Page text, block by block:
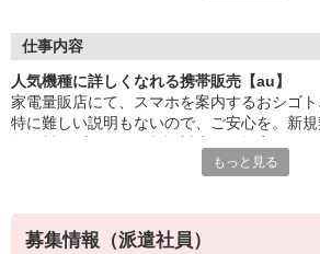
ずっと先まで役に立ちます！
丁寧な研修もあるので、
みなさんから働きやすいと好評です♪
最新アプリ事情やお得なプラン、
スマホの裏ワザを学べるチャンス♪
￣￣￣￣￣￣￣￣￣￣￣
▼オフィスワーク
仕事内容
人気機種に詳しくなれる携帯販売【au】
家電量販店にて、スマホを案内するおシゴト
特に難しい説明もないので、ご安心を。新規
満足度◎
もっと見る
募集情報（派遣社員）